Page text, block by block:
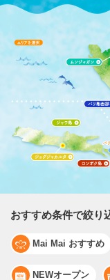
おすすめ条件で絞り
Mai Mai おすすめ
NEWオープン